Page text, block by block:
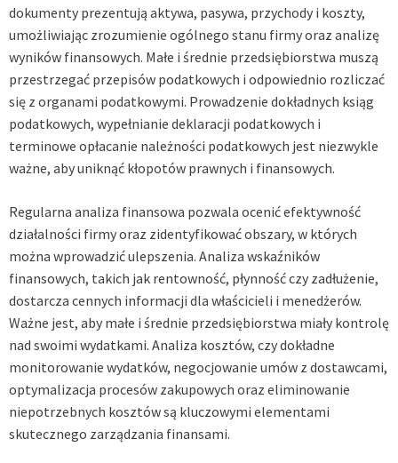
dokumenty prezentują aktywa, pasywa, przychody i koszty,
umożliwiając zrozumienie ogólnego stanu firmy oraz analizę
wyników finansowych. Małe i średnie przedsiębiorstwa muszą
przestrzegać przepisów podatkowych i odpowiednio rozliczać
się z organami podatkowymi. Prowadzenie dokładnych ksiąg
podatkowych, wypełnianie deklaracji podatkowych i
terminowe opłacanie należności podatkowych jest niezwykle
ważne, aby uniknąć kłopotów prawnych i finansowych.
Regularna analiza finansowa pozwala ocenić efektywność
działalności firmy oraz zidentyfikować obszary, w których
można wprowadzić ulepszenia. Analiza wskaźników
finansowych, takich jak rentowność, płynność czy zadłużenie,
dostarcza cennych informacji dla właścicieli i menedżerów.
Ważne jest, aby małe i średnie przedsiębiorstwa miały kontrolę
nad swoimi wydatkami. Analiza kosztów, czy dokładne
monitorowanie wydatków, negocjowanie umów z dostawcami,
optymalizacja procesów zakupowych oraz eliminowanie
niepotrzebnych kosztów są kluczowymi elementami
skutecznego zarządzania finansami.